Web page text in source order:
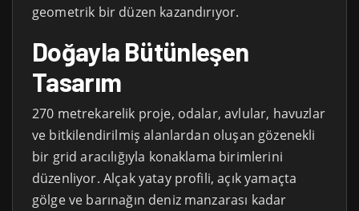
geometrik bir düzen kazandırıyor.
Doğayla Bütünleşen
Tasarım
270 metrekarelik proje, odalar, avlular, havuzlar
ve bitkilendirilmiş alanlardan oluşan gözenekli
bir grid aracılığıyla konaklama birimlerini
düzenliyor. Alçak yatay profili, açık yamaçta
gölge ve barınağın deniz manzarası kadar